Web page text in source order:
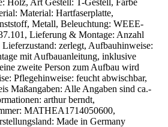
Material: Hartfaserplatte,
Metall, Beleuchtung: WEEE-
Lieferung & Montage: Anzahl
zerlegt, Aufbauhinweise:
mit Aufbauanleitung, inklusive
zweite Person zum Aufbau wird
Pflegehinweise: feucht abwischbar,
Maßangaben: Alle Angaben sind ca.-
arthur berndt,
MATHEA1714050600,
Made in Germany